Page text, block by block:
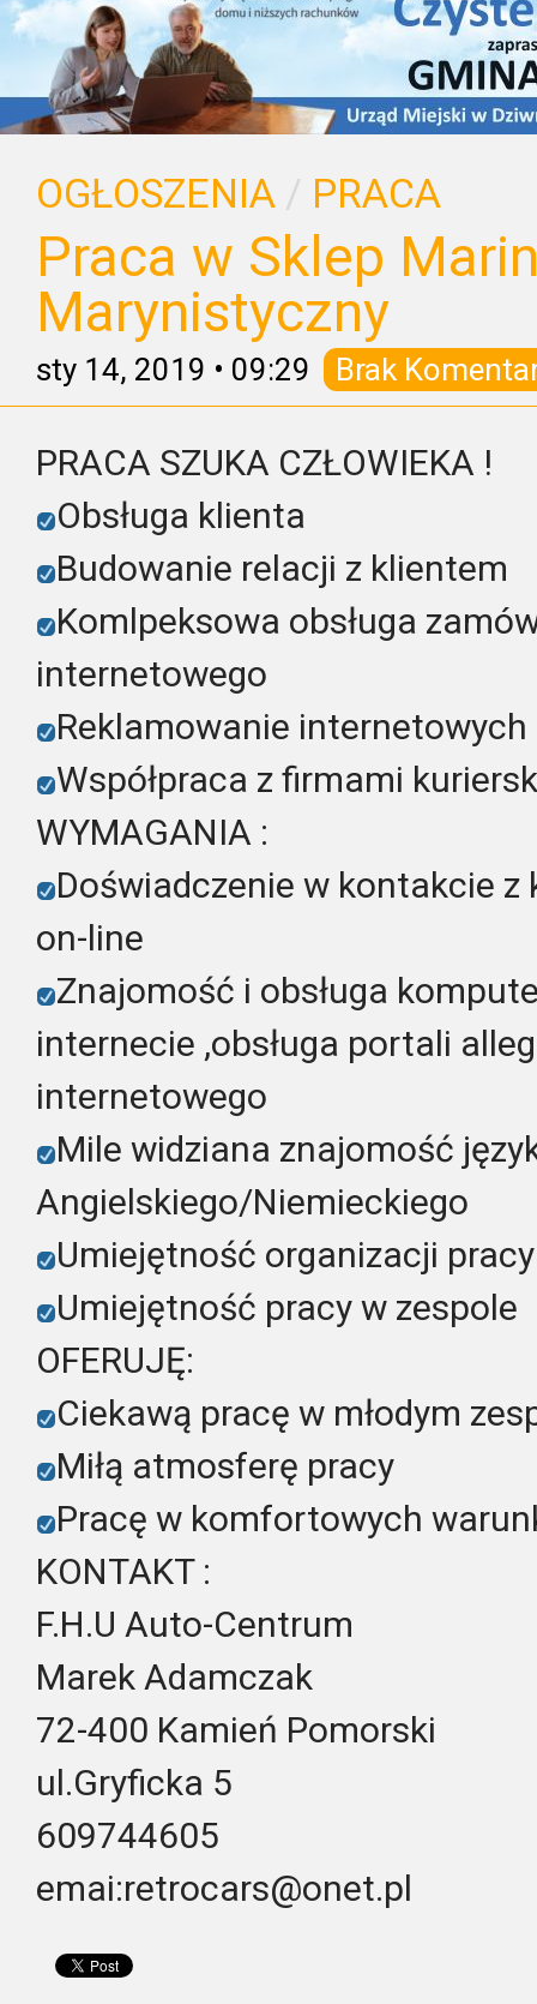
OGŁOSZENIA / PRACA
Praca w Sklep
Marynistyczny
sty 14, 2019 • 09:29 Brak
PRACA SZUKA CZŁOWIEKA !
Obsługa klienta
Budowanie relacji z klientem
Komlpeksowa obsługa
internetowego
Reklamowanie
Współpraca z firmami
WYMAGANIA :
Doświadczenie w kontakcie
on-line
Znajomość i obsługa
internecie ,obsługa portali
internetowego
Mile widziana znajomość
Angielskiego/Niemieckiego
Umiejętność organizacji
Umiejętność pracy w zespole
OFERUJĘ:
Ciekawą pracę w młodym
Miłą atmosferę pracy
Pracę w komfortowych
KONTAKT :
F.H.U Auto-Centrum
Marek Adamczak
72-400 Kamień Pomorski
ul.Gryficka 5
609744605
emai:retrocars@onet.pl